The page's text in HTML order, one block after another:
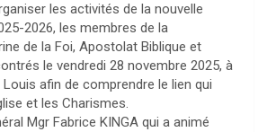
les activités de la nouvelle
2026, les membres de la
de la Foi, Apostolat Biblique et
le vendredi 28 novembre 2025, à
afin de comprendre le lien qui
et les Charismes.
Mgr Fabrice KINGA qui a animé